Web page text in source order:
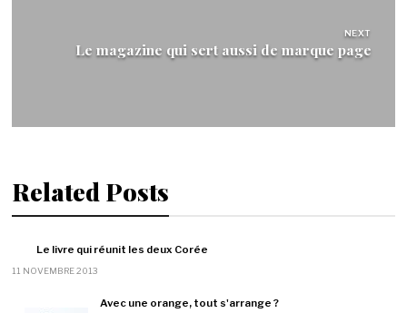
NEXT
Le magazine qui sert aussi de marque page
Related Posts
Le livre qui réunit les deux Corée
11 NOVEMBRE 2013
Avec une orange, tout s'arrange ?